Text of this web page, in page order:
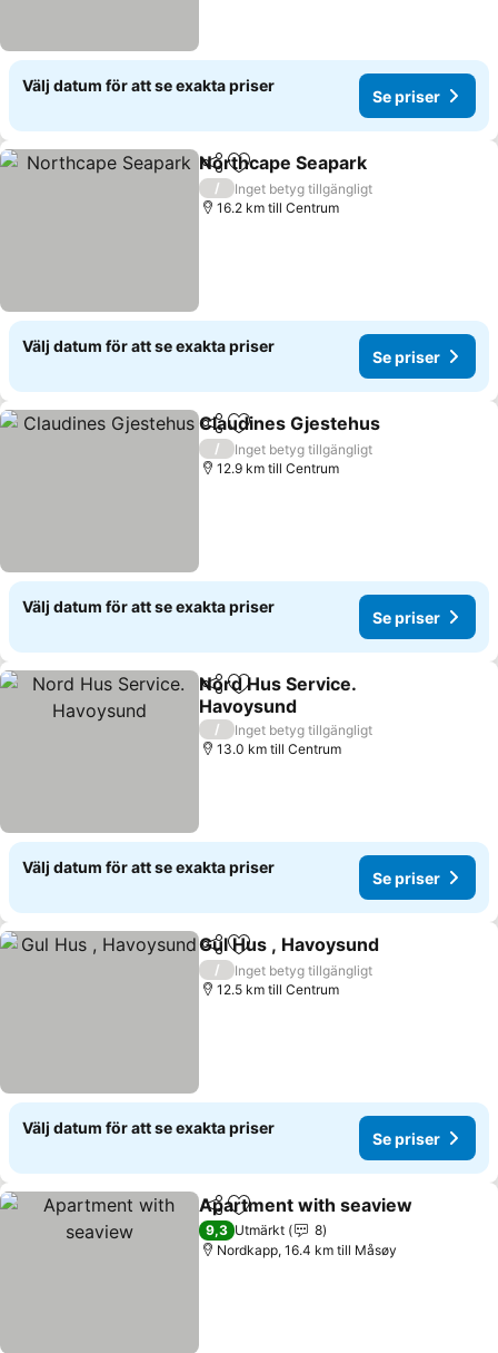
Välj datum för att se exakta priser
Se priser
Dela Lägg till i Mina Favoriter
Northcape Seapark
/
Inget betyg tillgängligt
16.2 km till Centrum
Välj datum för att se exakta priser
Se priser
Dela Lägg till i Mina Favoriter
Claudines Gjestehus
/
Inget betyg tillgängligt
12.9 km till Centrum
Välj datum för att se exakta priser
Se priser
Dela Lägg till i Mina Favoriter
Nord Hus Service.
Havoysund
/
Inget betyg tillgängligt
13.0 km till Centrum
Välj datum för att se exakta priser
Se priser
Dela Lägg till i Mina Favoriter
Gul Hus , Havoysund
/
Inget betyg tillgängligt
12.5 km till Centrum
Välj datum för att se exakta priser
Se priser
Dela Lägg till i Mina Favoriter
Apartment with seaview
9,3 Utmärkt
8
Nordkapp, 16.4 km till Måsøy